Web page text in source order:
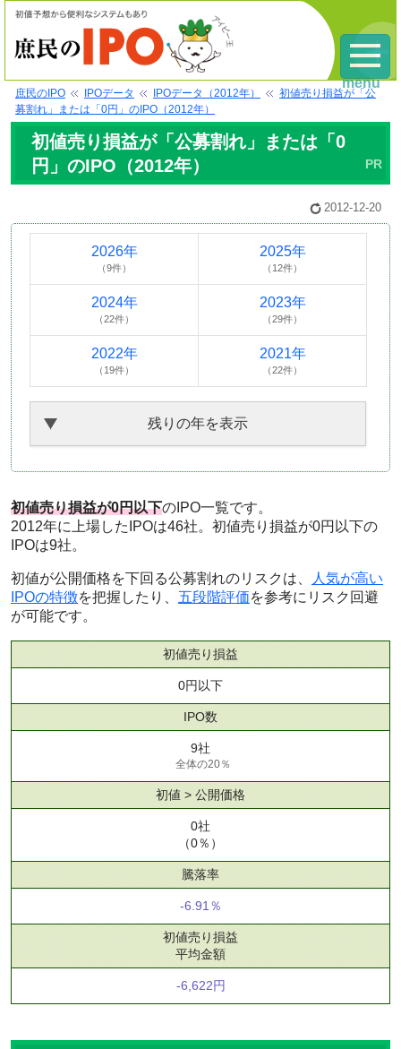
庶民のIPO IPOデータ IPOデータ（2012年）
初値売り損益が「公
募割れ」または「0円」のIPO（2012年）
初値売り損益が「公募割れ」または「0
円」のIPO（2012年）
2012-12-20
2026年
（9件）
2025年
（12件）
2024年
（22件）
2023年
（29件）
2022年
（19件）
2021年
（22件）
残りの年を表示
初値売り損益が0円以下のIPO一覧です。
2012年に上場したIPOは46社。初値売り損益が0円以下の
IPOは9社。
初値が公開価格を下回る公募割れのリスクは、
人気が高い
IPOの特徴を把握したり、 五段階評価を参考にリスク回避
が可能です。
初値売り損益
0円以下
IPO数
9社
全体の20％
初値 > 公開価格
0社
（0％）
騰落率
-6.91％
初値売り損益
平均金額
-6,622円
menu